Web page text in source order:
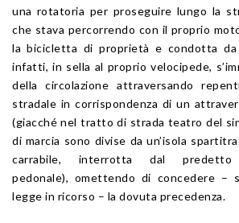
una rotatoria per proseguire lungo la
che stava percorrendo con il proprio
la bicicletta di proprietà e condotta da
infatti, in sella al proprio velocipede,
della circolazione attraversando
stradale in corrispondenza di un
(giacché nel tratto di strada teatro del
di marcia sono divise da un’isola
carrabile, interrotta dal predetto
pedonale), omettendo di concedere –
legge in ricorso – la dovuta precedenza.